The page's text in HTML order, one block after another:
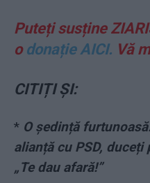
Puteți susține
o donație AICI. Vă
CITIȚI ȘI:
* O ședință
alianță cu PSD, duceți
„Te dau afară!”